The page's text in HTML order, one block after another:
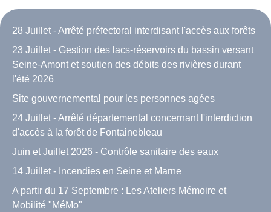
28 Juillet - Arrêté préfectoral interdisant l'accès aux forêts
23 Juillet - Gestion des lacs-réservoirs du bassin versant
Seine-Amont et soutien des débits des rivières durant
l'été 2026
Site gouvernemental pour les personnes agées
24 Juillet - Arrêté départemental concernant l'interdiction
d'accès à la forêt de Fontainebleau
Juin et Juillet 2026 - Contrôle sanitaire des eaux
14 Juillet - Incendies en Seine et Marne
A partir du 17 Septembre : Les Ateliers Mémoire et
Mobilité "MéMo"